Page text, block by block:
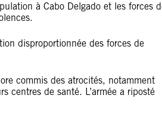
à Cabo Delgado et les forces
disproportionnée des forces de
commis des atrocités, notamment
centres de santé. L’armée a riposté